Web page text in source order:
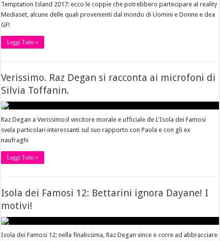
Temptation Island 2017: ecco le coppie che potrebbero partecipare al reality
Mediaset, alcune delle quali provenienti dal mondo di Uomini e Donne e dea
GF!
Leggi Tutto »
Verissimo. Raz Degan si racconta ai microfoni di
Silvia Toffanin.
Raz Degan a Verissimo:il vincitore morale e ufficiale de L'Isola dei Famosi
svela particolari interessanti sul suo rapporto con Paola e con gli ex
naufraghi
Leggi Tutto »
Isola dei Famosi 12: Bettarini ignora Dayane! I
motivi!
Isola dei Famosi 12: nella finalissima, Raz Degan vince e corre ad abbracciare